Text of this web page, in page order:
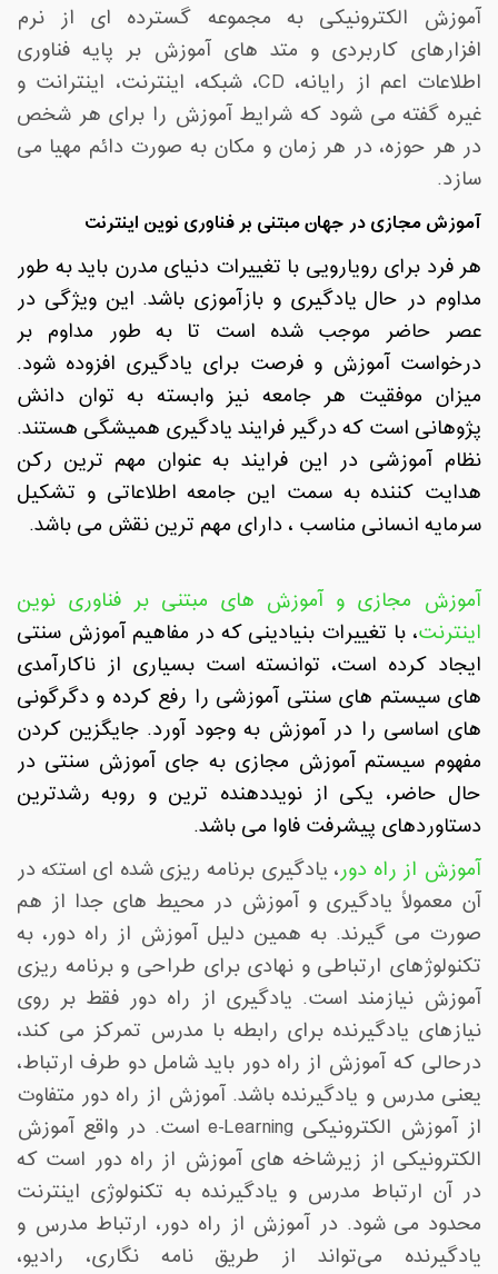
آموزش الکترونیکی به مجموعه گسترده ای از نرم
افزارهای کاربردی و متد های آموزش بر پایه فناوری
اطلاعات اعم از رایانه، CD، شبکه، اینترنت، اینترانت و
غیره گفته می شود که شرایط آموزش را برای هر شخص
در هر حوزه، در هر زمان و مکان به صورت دائم مهیا می
سازد.
آموزش مجازی در جهانمبتنی بر فناوری نوین اینترنت
هر فرد برای رویارویی با تغییرات دنیای مدرن باید به طور
مداوم در حال یادگیری و بازآموزی باشد. این ویژگی در
عصر حاضر موجب شده است تا به طور مداوم بر
درخواست آموزش و فرصت برای یادگیری افزوده شود.
میزان موفقیت هر جامعه نیز وابسته به توان دانش
پژوهانی است که درگیر فرایند یادگیری همیشگی هستند.
نظام آموزشی در این فرایند به عنوان مهم ترین رکن
هدایت کننده به سمت این جامعه اطلاعاتی و تشکیل
سرمایه انسانی مناسب ، دارای مهم ترین نقش می باشد.
آموزش مجازی و آموزش های مبتنی بر فناوری نوین
اینترنت، با تغییرات بنیادینی که در مفاهیم آموزش سنتی
ایجاد کرده است، توانسته است بسیاری از ناکارآمدی
های سیستم های سنتی آموزشی را رفع کرده و دگرگونی
های اساسی را در آموزش به وجود آورد. جایگزین کردن
مفهوم سیستم آموزش مجازی به جای آموزش سنتی در
حال حاضر، یکی از نویددهنده ترین و روبه رشدترین
دستاوردهای پیشرفت فاوا می باشد.
آموزش از راه دور، یادگیری برنامه ریزی شده ای استکه در
آن معمولاً یادگیری و آموزش در محیط های جدا از هم
صورت می گیرند. به همین دلیل آموزش از راه دور، به
تکنولوژهای ارتباطی و نهادی برای طراحی و برنامه ریزی
آموزش نیازمند است. یادگیری از راه دور فقط بر روی
نیازهای یادگیرنده برای رابطه با مدرس تمرکز می کند،
درحالی که آموزش از راه دور باید شامل دو طرف ارتباط،
یعنی مدرس و یادگیرنده باشد. آموزش از راه دور متفاوت
از آموزش الکترونیکی e-Learning است. در واقع آموزش
الکترونیکی از زیرشاخه های آموزش از راه دور است که
در آن ارتباط مدرس و یادگیرنده به تکنولوژی اینترنت
محدود می شود. در آموزش از راه دور، ارتباط مدرس و
یادگیرنده می‌تواند از طریق نامه نگاری، رادیو،